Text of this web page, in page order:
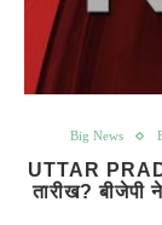
Big News
UTTAR
तारीख? बीजेपी